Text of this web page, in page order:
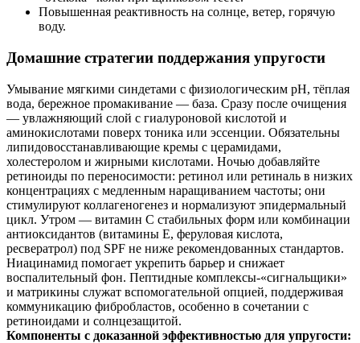
Повышенная реактивность на солнце, ветер, горячую
воду.
Домашние стратегии поддержания упругости
Умывание мягкими синдетами с физиологическим pH, тёплая
вода, бережное промакивание — база. Сразу после очищения
— увлажняющий слой с гиалуроновой кислотой и
аминокислотами поверх тоника или эссенции. Обязательны
липидовосстанавливающие кремы с церамидами,
холестеролом и жирными кислотами. Ночью добавляйте
ретиноиды по переносимости: ретинол или ретиналь в низких
концентрациях с медленным наращиванием частоты; они
стимулируют коллагеногенез и нормализуют эпидермальный
цикл. Утром — витамин С стабильных форм или комбинации
антиоксидантов (витамины Е, феруловая кислота,
ресвератрол) под SPF не ниже рекомендованных стандартов.
Ниацинамид помогает укрепить барьер и снижает
воспалительный фон. Пептидные комплексы‑«сигнальщики»
и матрикины служат вспомогательной опцией, поддерживая
коммуникацию фибробластов, особенно в сочетании с
ретиноидами и солнцезащитой.
Компоненты с доказанной эффективностью для упругости: